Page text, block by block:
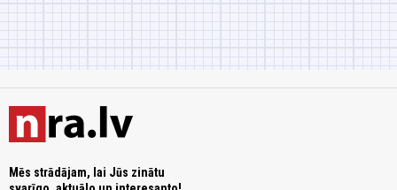
Mēs strādājam, lai Jūs zinātu